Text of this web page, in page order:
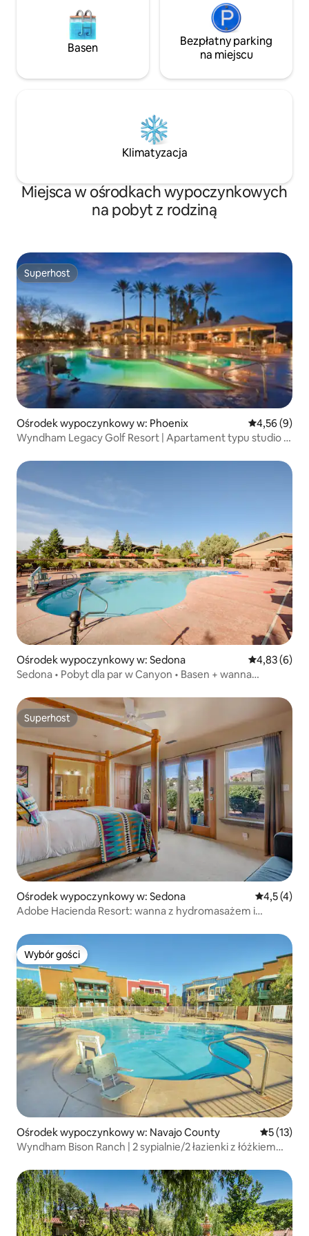
Basen
Bezpłatny parking
na miejscu
Klimatyzacja
Miejsca w ośrodkach wypoczynkowych
na pobyt z rodziną
Superhost
Superhost
Ośrodek wypoczynkowy w: Phoenix Średnia
4,56 (9)
Wyndham Legacy Golf Resort | Apartament typu studio z
Ośrodek wypoczynkowy w: Sedona Średnia
4,83 (6)
Sedona • Pobyt dla par w Canyon • Basen + wanna
Superhost
Superhost
Ośrodek wypoczynkowy w: Sedona Średnia
4,5 (4)
Adobe Hacienda Resort: wanna z hydromasażem i
Wybór gości
Wybór gości
Ośrodek wypoczynkowy w: Navajo County Średnia
5 (13)
Wyndham Bison Ranch | 2 sypialnie/2 łazienki z łóżkiem